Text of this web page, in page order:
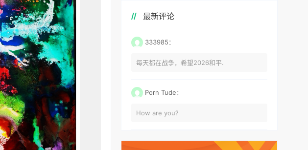
最新评论
333985：
每天都在战争，希望2026和平.
Porn Tude：
How are you?